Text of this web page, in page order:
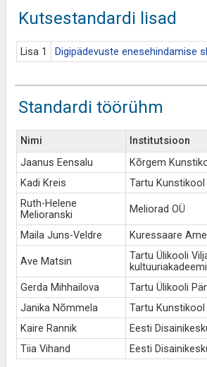
Kutsestandardi lisad
Lisa 1 Digipädevuste enesehindamise
Standardi töörühm
Nimi
Institutsioon
Jaanus Eensalu
Kõrgem
Kadi Kreis
Tartu Kunstikool
Ruth-Helene
Melioranski
Meliorad OÜ
Maila Juns-Veldre Kuressaare
Ave Matsin
Tartu Ülikooli
Gerda Mihhailova
Tartu Ülikooli
Janika Nõmmela
Tartu Kunstikool
Kaire Rannik
Eesti
Tiia Vihand
Eesti